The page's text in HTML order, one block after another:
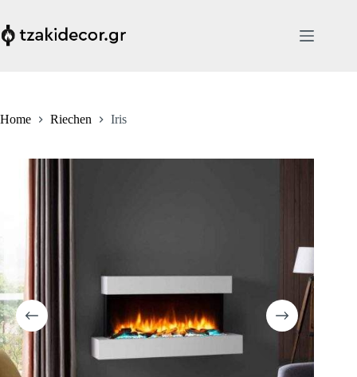
content
Home Riechen Iris